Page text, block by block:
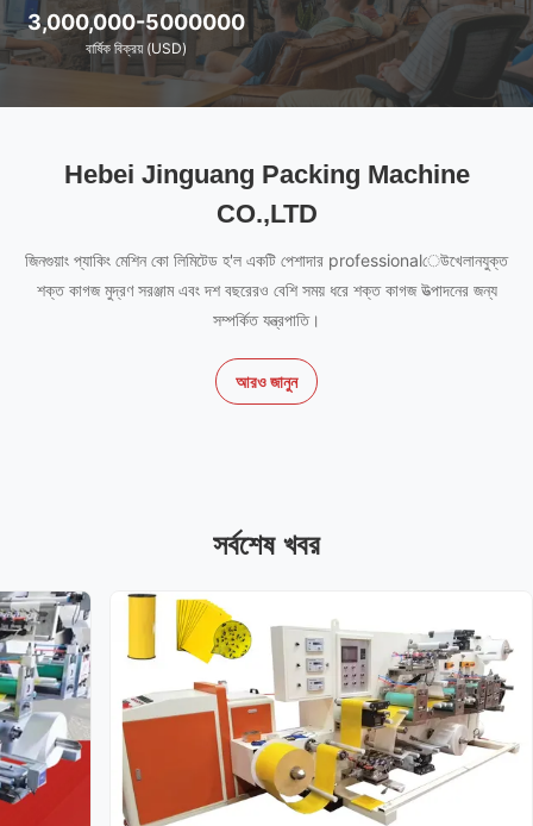
3,000,000-5000000
বার্ষিক বিক্রয় (USD)
Hebei Jinguang Packing Machine
CO.,LTD
জিনগুয়াং প্যাকিং মেশিন কো লিমিটেড হ'ল একটি পেশাদার professionalেউখেলানযুক্ত
শক্ত কাগজ মুদ্রণ সরঞ্জাম এবং দশ বছরেরও বেশি সময় ধরে শক্ত কাগজ উত্পাদনের জন্য
সম্পর্কিত যন্ত্রপাতি।
আরও জানুন
সর্বশেষ খবর